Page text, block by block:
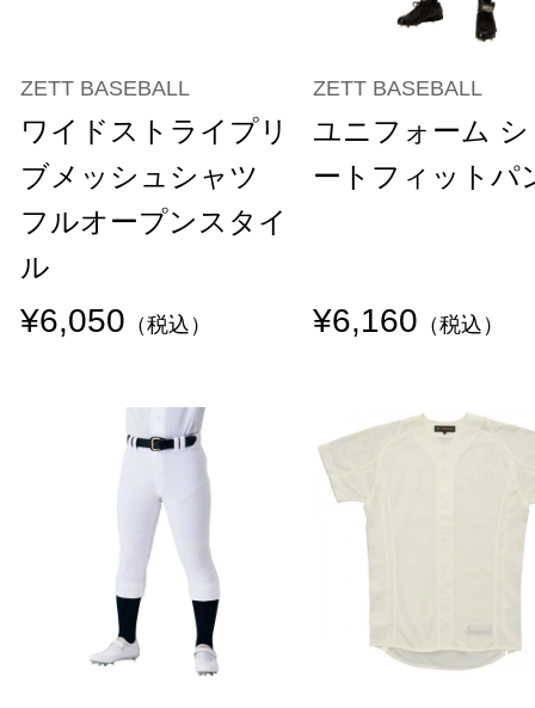
ZETT BASEBALL
ワイドストライプリ
ブメッシュシャツ
フルオープンスタイ
ル
¥6,050 （税込）
ZETT BASEBALL
ユニフォーム
ートフィットパ
¥6,160 （税込）